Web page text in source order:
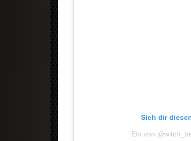
Sieh dir
Ein von